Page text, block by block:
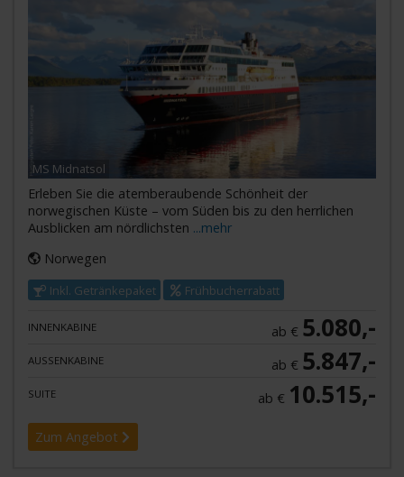
MS Midnatsol
Erleben Sie die atemberaubende Schönheit der
norwegischen Küste – vom Süden bis zu den herrlichen
Ausblicken am nördlichsten ...mehr
Norwegen
Inkl. Getränkepaket Frühbucherrabatt
INNENKABINE ab € 5.080,-
AUSSENKABINE ab € 5.847,-
SUITE ab € 10.515,-
Zum Angebot